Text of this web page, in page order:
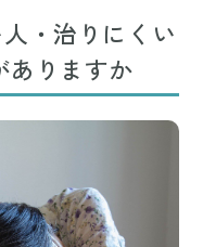
・治りにくい
ありますか